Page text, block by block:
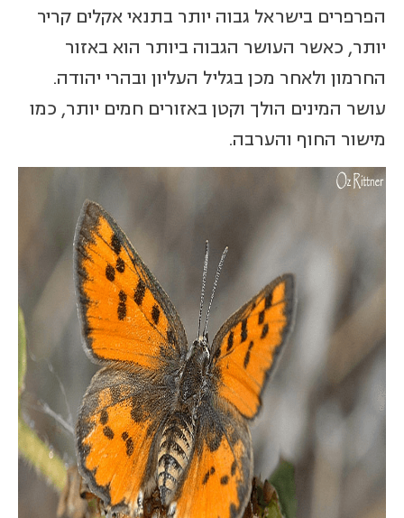
הפרפרים בישראל גבוה יותר בתנאי אקלים קריר
יותר, כאשר העושר הגבוה ביותר הוא באזור
החרמון ולאחר מכן בגליל העליון ובהרי יהודה.
עושר המינים הולך וקטן באזורים חמים יותר, כמו
מישור החוף והערבה.